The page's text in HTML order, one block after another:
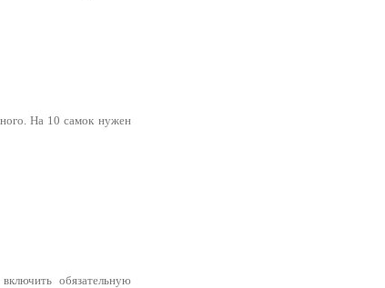
На 10 самок нужен
обязательную